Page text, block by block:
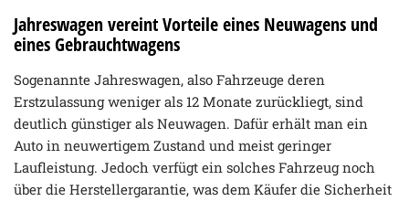
Jahreswagen vereint Vorteile eines Neuwagens und
eines Gebrauchtwagens
Sogenannte Jahreswagen, also Fahrzeuge deren
Erstzulassung weniger als 12 Monate zurückliegt, sind
deutlich günstiger als Neuwagen. Dafür erhält man ein
Auto in neuwertigem Zustand und meist geringer
Laufleistung. Jedoch verfügt ein solches Fahrzeug noch
über die Herstellergarantie, was dem Käufer die Sicherheit